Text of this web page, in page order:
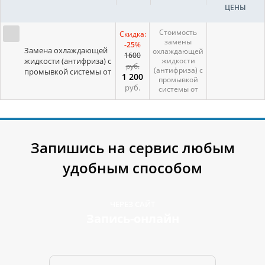
ЦЕНЫ
Замена охлаждающей
жидкости (антифриза) с
промывкой системы от
Скидка:
-25%
1600
руб.
1 200
руб.
Стоимость
замены
охлаждающей
жидкости
(антифриза) с
промывкой
системы от
Запишись на сервис любым
удобным способом